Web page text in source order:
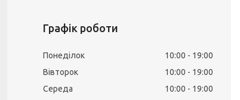
Графік роботи
Понеділок 10:00
19:00
Вівторок
10:00
19:00
Середа
10:00
19:00